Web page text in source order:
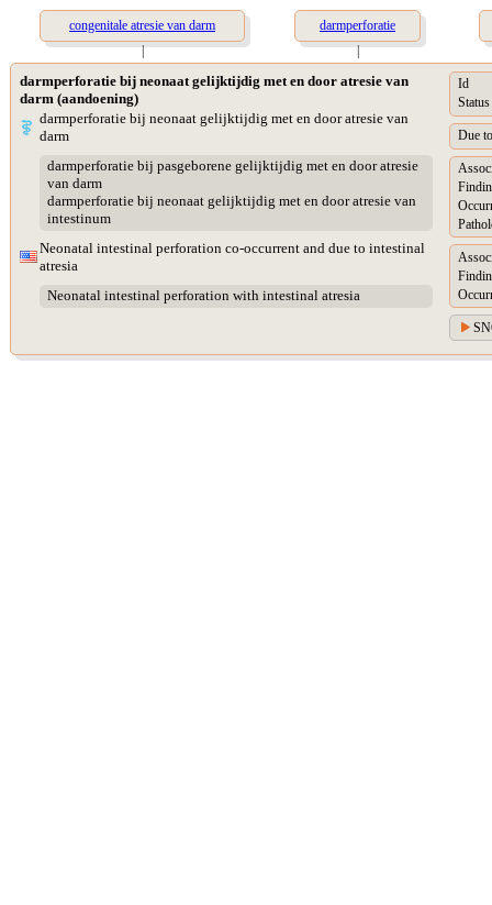
congenitale atresie van darm
darmperforatie
|
|
darmperforatie bij neonaat gelijktijdig met en door atresie van
darm (aandoening)
darmperforatie bij neonaat gelijktijdig met en door atresie van
darm
darmperforatie bij pasgeborene gelijktijdig met en door atresie
van darm
darmperforatie bij neonaat gelijktijdig met en door atresie van
intestinum
Neonatal intestinal perforation co-occurrent and due to intestinal
atresia
Neonatal intestinal perforation with intestinal atresia
Id
Status
Due to